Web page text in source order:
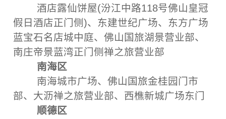
酒店露仙饼屋(汾江中路118号佛山皇冠
假日酒店正门侧)、东建世纪广场、东方广场
蓝宝石名店城中庭、佛山国旅湖景营业部、
南庄帝景蓝湾正门侧禅之旅营业部
南海区
南海城市广场、佛山国旅金桂园门市
部、大沥禅之旅营业部、西樵新城广场东门
顺德区